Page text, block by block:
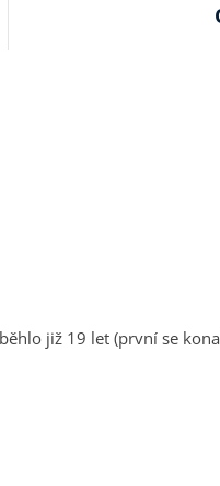
již 19 let (první se